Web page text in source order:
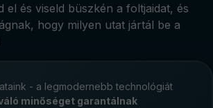
el és viseld büszkén a foltjaidat, és
hogy milyen utat jártál be a
- a legmodernebb technológiát
minőséget garantálnak